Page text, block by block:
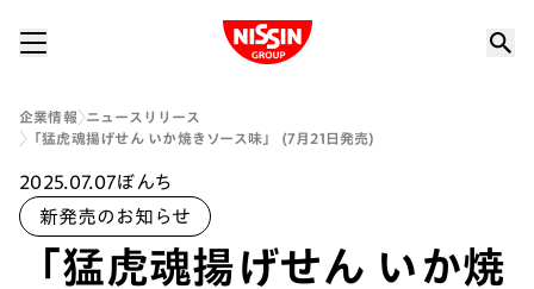
Nissin Group
企業情報
ニュースリリース
「猛虎魂揚げせん いか焼きソース味」 (7月21日発売)
2025.07.07ぼんち
新発売のお知らせ
「猛虎魂揚げせん いか焼